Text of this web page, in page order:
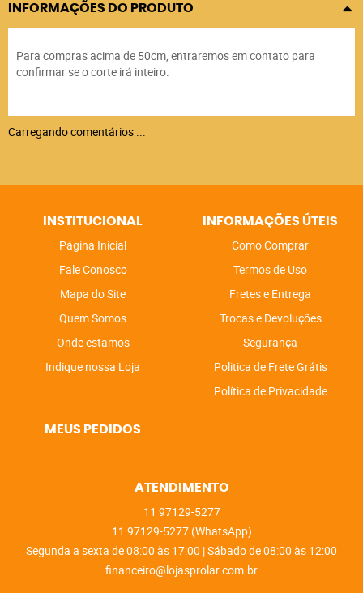
INFORMAÇÕES DO PRODUTO
Para compras acima de 50cm, entraremos em contato para
confirmar se o corte irá inteiro.
Carregando comentários ...
INSTITUCIONAL
Página Inicial
Fale Conosco
Mapa do Site
Quem Somos
Onde estamos
Indique nossa Loja
INFORMAÇÕES ÚTEIS
Como Comprar
Termos de Uso
Fretes e Entrega
Trocas e Devoluções
Segurança
Politica de Frete Grátis
Política de Privacidade
MEUS PEDIDOS
ATENDIMENTO
11 97129-5277
11 97129-5277 (WhatsApp)
Segunda a sexta de 08:00 às 17:00 | Sábado de 08:00 às 12:00
financeiro@lojasprolar.com.br